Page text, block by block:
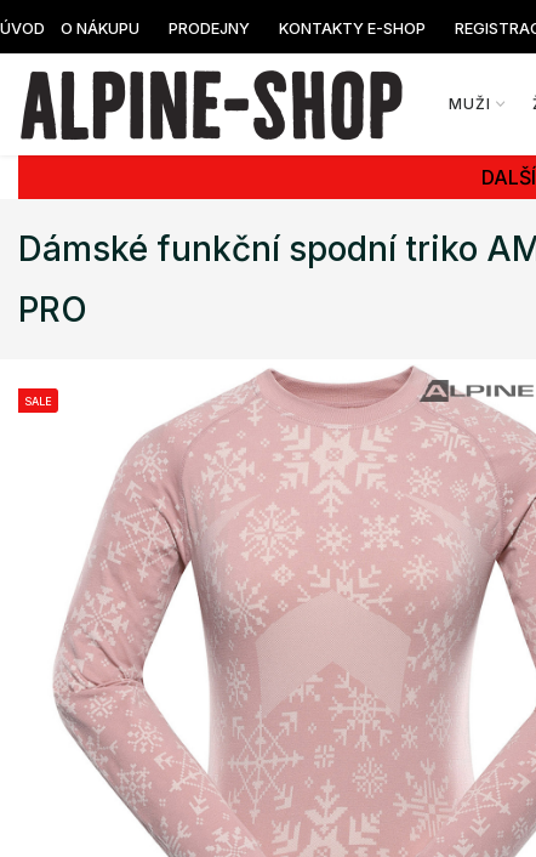
ÚVOD O NÁKUPU PRODEJNY KONTAKTY E-SHOP
MUŽI
Dámské funkční spodní triko
PRO
SALE